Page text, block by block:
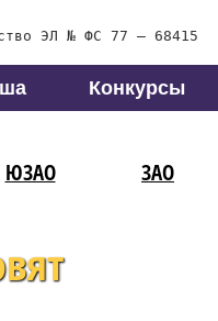
ЭЛ № ФС 77 – 68415
Конкурсы
ЮЗАО ЗАО